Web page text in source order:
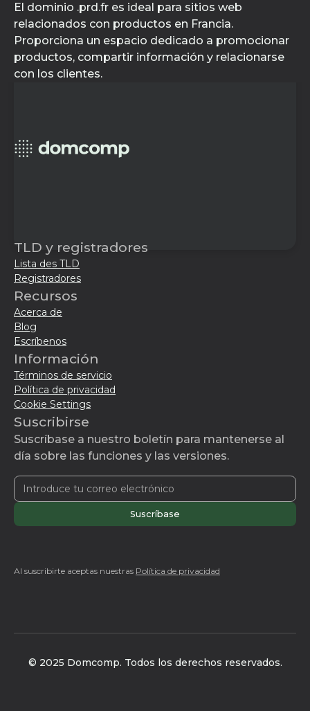
El dominio .prd.fr es ideal para sitios web
relacionados con productos en Francia.
Proporciona un espacio dedicado a promocionar
productos, compartir información y relacionarse
con los clientes.
TLD y registradores
Lista des TLD
Registradores
Recursos
Acerca de
Blog
Escríbenos
Información
Términos de servicio
Política de privacidad
Cookie Settings
Suscribirse
Suscríbase a nuestro boletín para mantenerse al
día sobre las funciones y las versiones.
Al suscribirte aceptas nuestras Política de privacidad
© 2025 Domcomp. Todos los derechos reservados.